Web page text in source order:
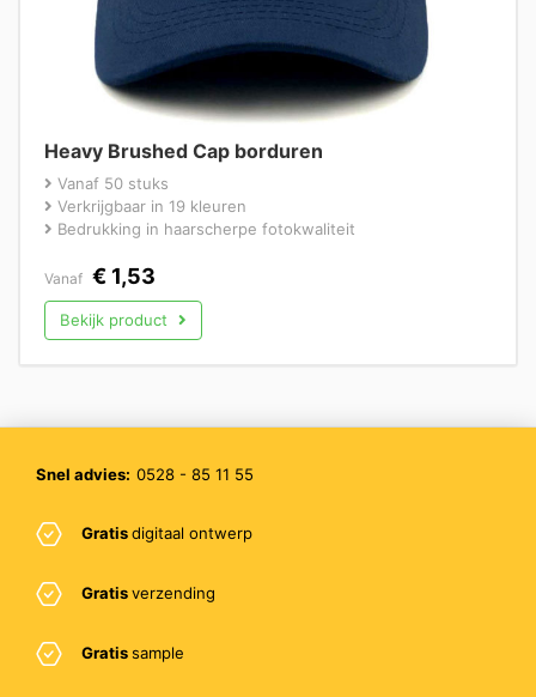
Heavy Brushed Cap borduren
Vanaf 50 stuks
Verkrijgbaar in 19 kleuren
Bedrukking in haarscherpe fotokwaliteit
Vanaf € 1,53
Bekijk product
Snel advies: 0528 - 85 11 55
Gratisdigitaal ontwerp
Gratisverzending
Gratissample